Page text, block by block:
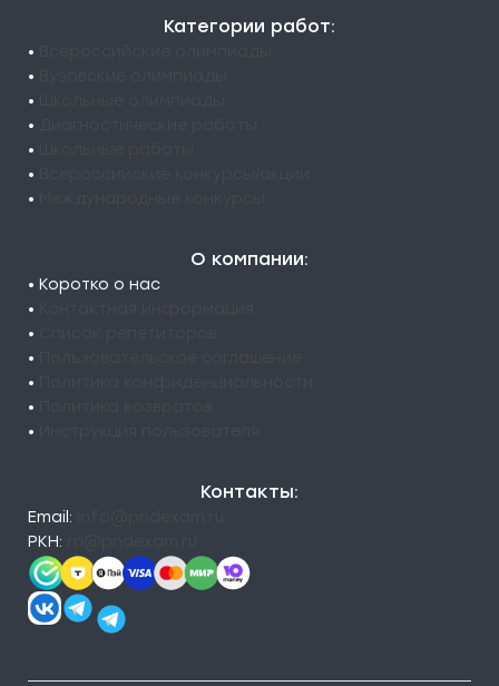
Категории работ:
•
•
•
•
•
•
•
О компании:
• Коротко о нас
•
•
•
•
•
•
Контакты:
Email:
РКН: